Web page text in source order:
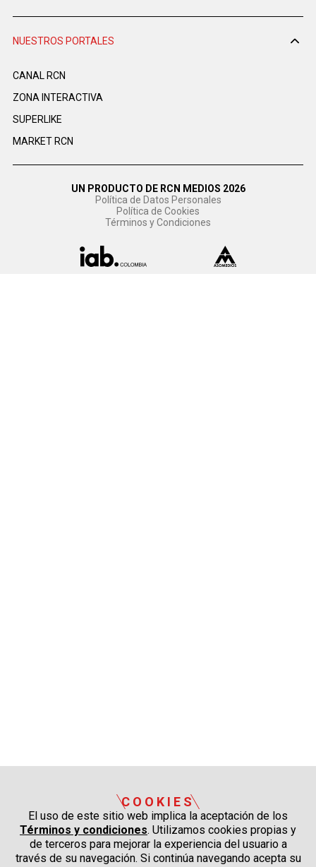
NUESTROS PORTALES
CANAL RCN
ZONA INTERACTIVA
SUPERLIKE
MARKET RCN
UN PRODUCTO DE RCN MEDIOS 2026
Política de Datos Personales
Política de Cookies
Términos y Condiciones
COOKIES
El uso de este sitio web implica la aceptación de los
Términos y condiciones. Utilizamos cookies propias y
de terceros para mejorar la experiencia del usuario a
través de su navegación. Si continúa navegando acepta su